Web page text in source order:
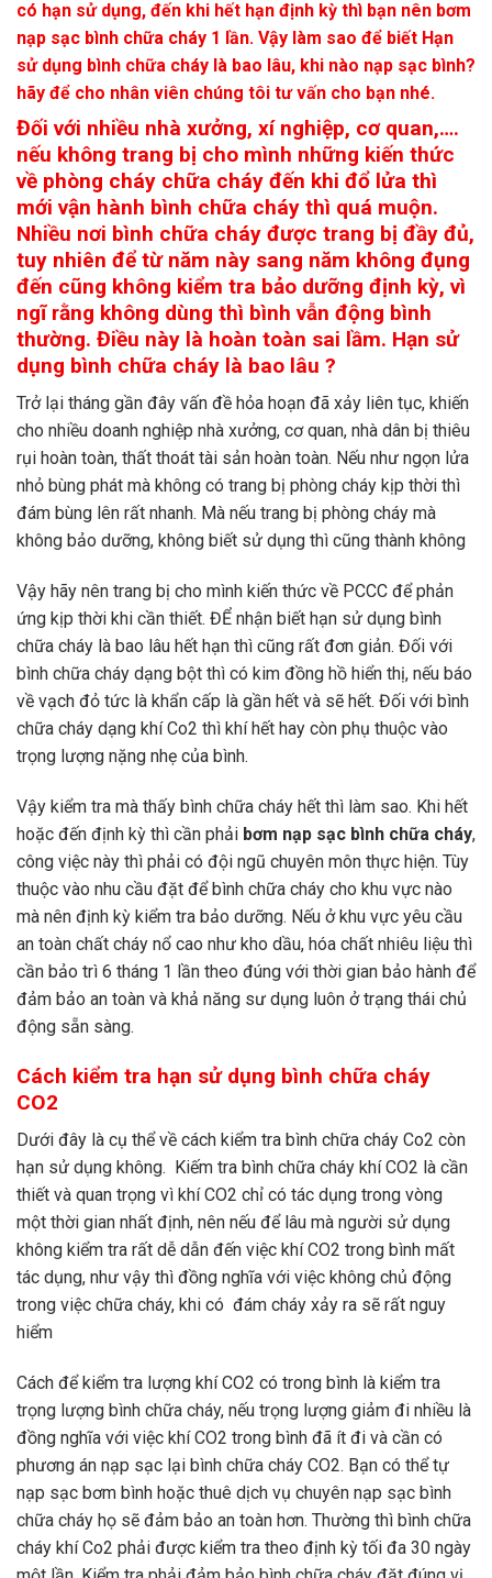
có hạn sử dụng, đến khi hết hạn định kỳ thì bạn nên bơm
nạp sạc bình chữa cháy 1 lần. Vậy làm sao để biết Hạn
sử dụng bình chữa cháy là bao lâu, khi nào nạp sạc bình?
hãy để cho nhân viên chúng tôi tư vấn cho bạn nhé.
Đối với nhiều nhà xưởng, xí nghiệp, cơ quan,….
nếu không trang bị cho mình những kiến thức
về phòng cháy chữa cháy đến khi đổ lửa thì
mới vận hành bình chữa cháy thì quá muộn.
Nhiều nơi bình chữa cháy được trang bị đầy đủ,
tuy nhiên để từ năm này sang năm không đụng
đến cũng không kiểm tra bảo dưỡng định kỳ, vì
ngĩ rằng không dùng thì bình vẫn động bình
thường. Điều này là hoàn toàn sai lầm. Hạn sử
dụng bình chữa cháy là bao lâu ?
Trở lại tháng gần đây vấn đề hỏa hoạn đã xảy liên tục, khiến
cho nhiều doanh nghiệp nhà xưởng, cơ quan, nhà dân bị thiêu
rụi hoàn toàn, thất thoát tài sản hoàn toàn. Nếu như ngọn lửa
nhỏ bùng phát mà không có trang bị phòng cháy kịp thời thì
đám bùng lên rất nhanh. Mà nếu trang bị phòng cháy mà
không bảo dưỡng, không biết sử dụng thì cũng thành không
Vậy hãy nên trang bị cho mình kiến thức về PCCC để phản
ứng kịp thời khi cần thiết. ĐỂ nhận biết hạn sử dụng bình
chữa cháy là bao lâu hết hạn thì cũng rất đơn giản. Đối với
bình chữa cháy dạng bột thì có kim đồng hồ hiển thị, nếu báo
về vạch đỏ tức là khẩn cấp là gần hết và sẽ hết. Đối với bình
chữa cháy dạng khí Co2 thì khí hết hay còn phụ thuộc vào
trọng lượng nặng nhẹ của bình.
Vậy kiểm tra mà thấy bình chữa cháy hết thì làm sao. Khi hết
hoặc đến định kỳ thì cần phải bơm nạp sạc bình chữa cháy,
công việc này thì phải có đội ngũ chuyên môn thực hiện. Tùy
thuộc vào nhu cầu đặt để bình chữa cháy cho khu vực nào
mà nên định kỳ kiểm tra bảo dưỡng. Nếu ở khu vực yêu cầu
an toàn chất cháy nổ cao như kho dầu, hóa chất nhiêu liệu thì
cần bảo trì 6 tháng 1 lần theo đúng với thời gian bảo hành để
đảm bảo an toàn và khả năng sư dụng luôn ở trạng thái chủ
động sẵn sàng.
Cách kiểm tra hạn sử dụng bình chữa cháy
CO2
Dưới đây là cụ thể về cách kiểm tra bình chữa cháy Co2 còn
hạn sử dụng không. Kiếm tra bình chữa cháy khí CO2 là cần
thiết và quan trọng vì khí CO2 chỉ có tác dụng trong vòng
một thời gian nhất định, nên nếu để lâu mà người sử dụng
không kiểm tra rất dễ dẫn đến việc khí CO2 trong bình mất
tác dụng, như vậy thì đồng nghĩa với việc không chủ động
trong việc chữa cháy, khi có đám cháy xảy ra sẽ rất nguy
hiểm
Cách để kiểm tra lượng khí CO2 có trong bình là kiểm tra
trọng lượng bình chữa cháy, nếu trọng lượng giảm đi nhiều là
đồng nghĩa với việc khí CO2 trong bình đã ít đi và cần có
phương án nạp sạc lại bình chữa cháy CO2. Bạn có thể tự
nạp sạc bơm bình hoặc thuê dịch vụ chuyên nạp sạc bình
chữa cháy họ sẽ đảm bảo an toàn hơn. Thường thì bình chữa
cháy khí Co2 phải được kiểm tra theo định kỳ tối đa 30 ngày